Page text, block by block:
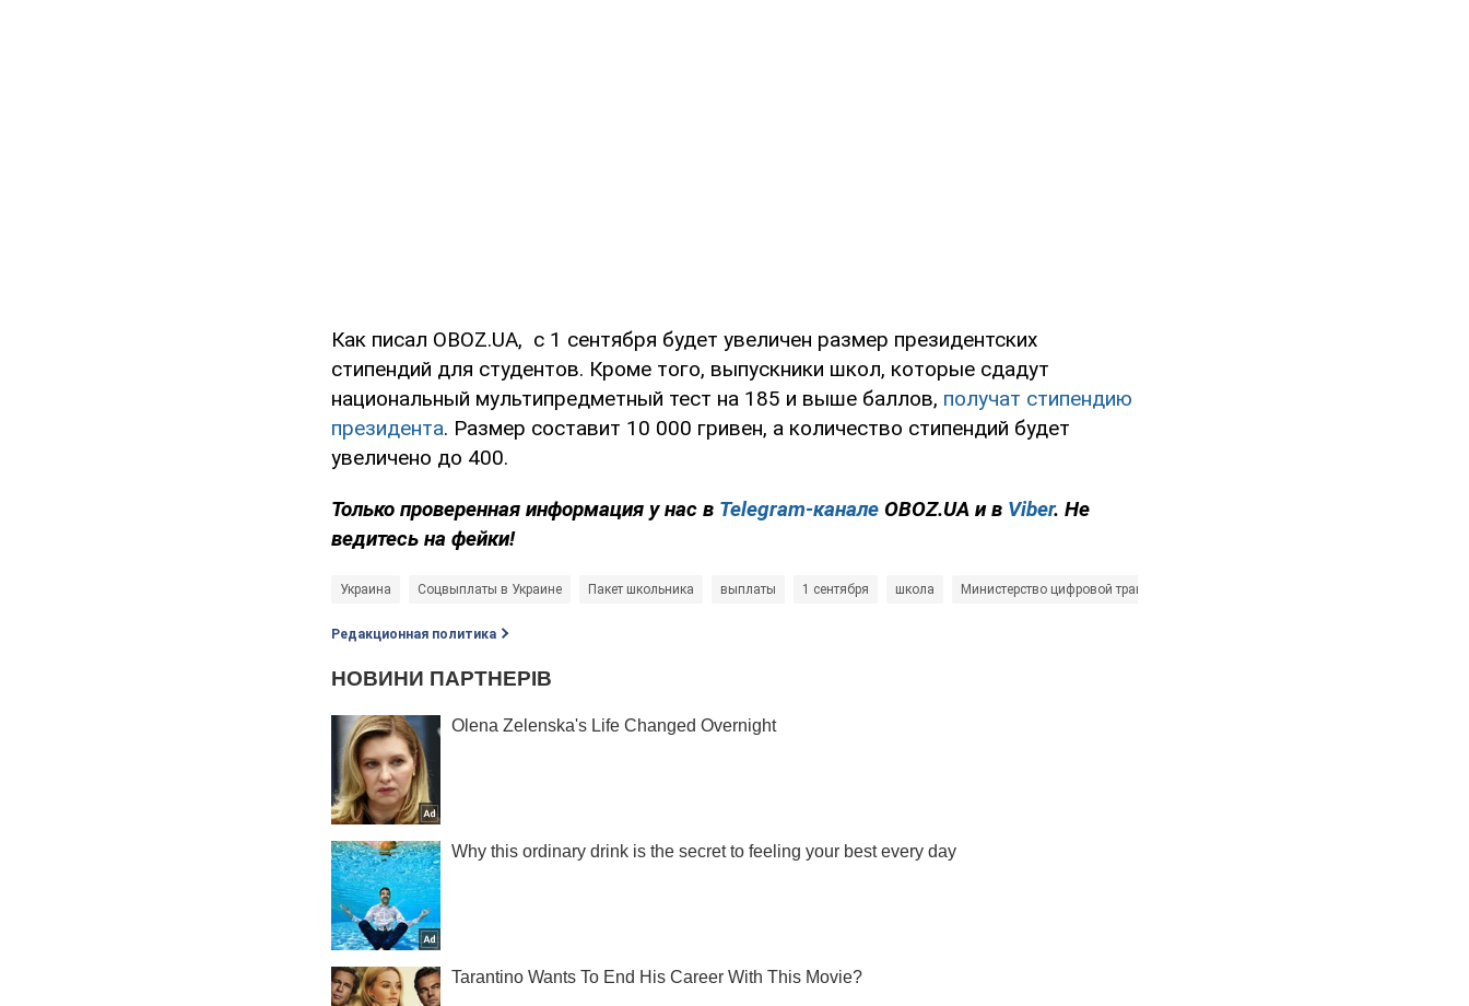
Как писал OBOZ.UA, с 1 сентября будет увеличен размер президентских
стипендий для студентов. Кроме того, выпускники школ, которые сдадут
национальный мультипредметный тест на 185 и выше баллов, получат стипендию
президента. Размер составит 10 000 гривен, а количество стипендий будет
увеличено до 400.
Только проверенная информация у нас в Telegram-канале OBOZ.UA и в Viber. Не
ведитесь на фейки!
Украина Соцвыплаты в Украине Пакет школьника выплаты 1 сентября школа Министерство цифровой трансформации Украины
Редакционная политика